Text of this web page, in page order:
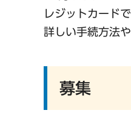
レジットカード
詳しい手続方法
募集